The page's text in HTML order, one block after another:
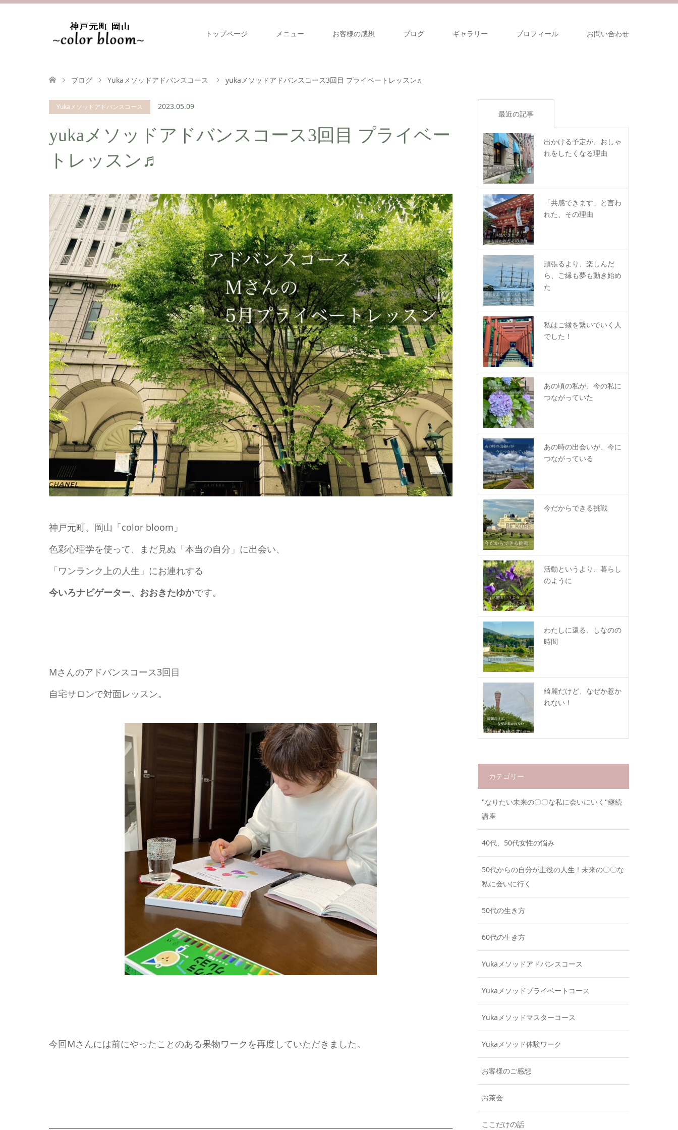
トップページ メニュー お客様の感想 ブログ ギャラリー プロフィール お問い合わせ
ブログ Yukaメソッドアドバンスコース yukaメソッドアドバンスコース3回目 プライベートレッスン♬
Yukaメソッドアドバンスコース 2023.05.09
yukaメソッドアドバンスコース3回目 プライベー
トレッスン♬
神戸元町、岡山「color bloom」
色彩心理学を使って、まだ見ぬ「本当の自分」に出会い、
「ワンランク上の人生」にお連れする
今いろナビゲーター、おおきたゆかです。
Mさんのアドバンスコース3回目
自宅サロンで対面レッスン。
今回Mさんには前にやったことのある果物ワークを再度していただきました。
最近の記事
出かける予定が、おしゃ
れをしたくなる理由
「共感できます」と言わ
れた、その理由
頑張るより、楽しんだ
ら、ご縁も夢も動き始め
た
私はご縁を繋いでいく人
でした！
あの頃の私が、今の私に
つながっていた
あの時の出会いが、今に
つながっている
今だからできる挑戦
活動というより、暮らし
のように
わたしに還る、しなのの
時間
綺麗だけど、なぜか惹か
れない！
カテゴリー
"なりたい未来の〇〇な私に会いにいく"継続
講座
40代、50代女性の悩み
50代からの自分が主役の人生！未来の〇〇な
私に会いに行く
50代の生き方
60代の生き方
Yukaメソッドアドバンスコース
Yukaメソッドプライベートコース
Yukaメソッドマスターコース
Yukaメソッド体験ワーク
お客様のご感想
お茶会
ここだけの話